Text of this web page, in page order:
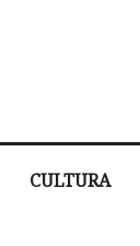
CULTURA